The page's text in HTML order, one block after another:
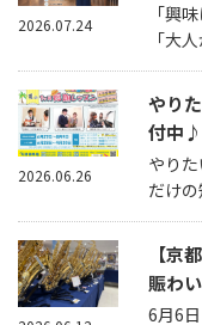
「興
「大
2026.07.24
やり
付中♪
やり
だけ
2026.06.26
【京
賑わ
6月6